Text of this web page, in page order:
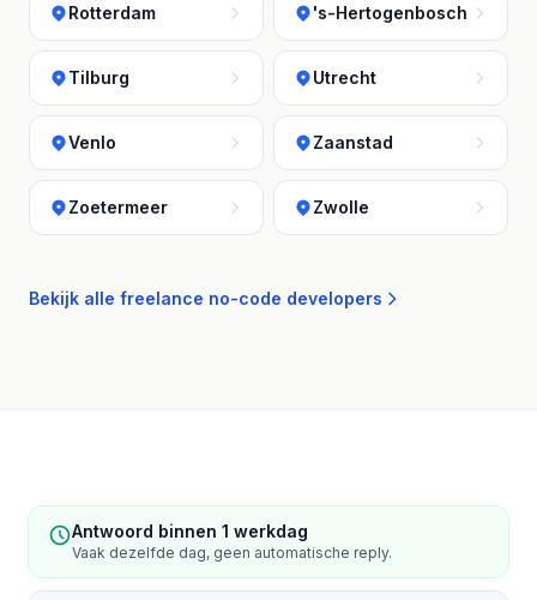
Rotterdam 's-Hertogenbosch
Tilburg Utrecht
Venlo Zaanstad
Zoetermeer Zwolle
Bekijk alle freelance no-code developers
Antwoord binnen 1 werkdag
Vaak dezelfde dag, geen automatische reply.